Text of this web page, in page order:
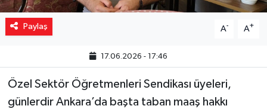
Paylaş A- A+
17.06.2026 - 17:46
Özel Sektör Öğretmenleri Sendikası üyeleri,
günlerdir Ankara’da başta taban maaş hakkı